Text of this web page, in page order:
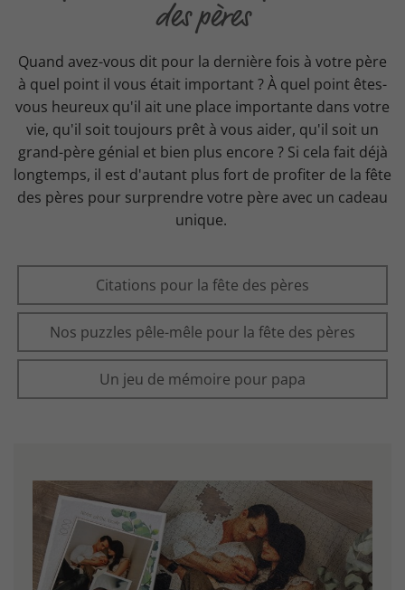
des pères
Quand avez-vous dit pour la dernière fois à votre père
à quel point il vous était important ? À quel point êtes-
vous heureux qu'il ait une place importante dans votre
vie, qu'il soit toujours prêt à vous aider, qu'il soit un
grand-père génial et bien plus encore ? Si cela fait déjà
longtemps, il est d'autant plus fort de profiter de la fête
des pères pour surprendre votre père avec un cadeau
unique.
Citations pour la fête des pères
Nos puzzles pêle-mêle pour la fête des pères
Un jeu de mémoire pour papa